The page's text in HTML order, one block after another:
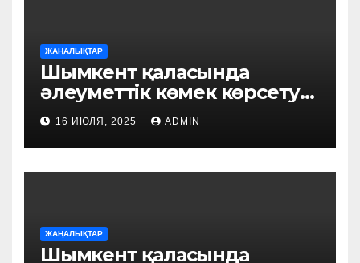
ЖАҢАЛЫҚТАР
Шымкент қаласында
әлеуметтік көмек көрсету
үдерісі цифрландырылуда:
«FSM Social» пилоттық
жобасы іске қосылды
16 ИЮЛЯ, 2025 ADMIN
ЖАҢАЛЫҚТАР
Шымкент қаласында